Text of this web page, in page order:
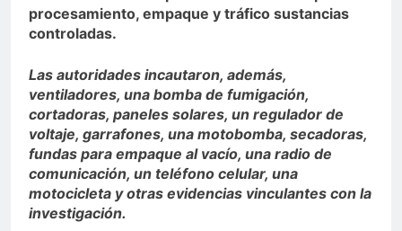
procesamiento, empaque y tráfico sustancias
controladas.
Las autoridades incautaron, además,
ventiladores, una bomba de fumigación,
cortadoras, paneles solares, un regulador de
voltaje, garrafones, una motobomba, secadoras,
fundas para empaque al vacío, una radio de
comunicación, un teléfono celular, una
motocicleta y otras evidencias vinculantes con la
investigación.